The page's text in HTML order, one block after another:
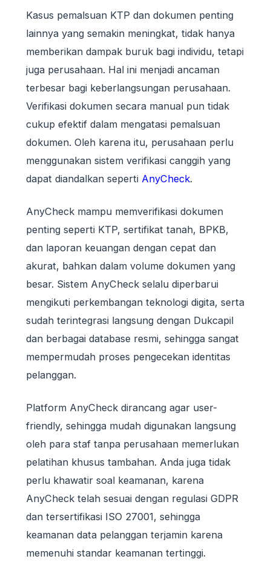
Kasus pemalsuan KTP dan dokumen penting
lainnya yang semakin meningkat, tidak hanya
memberikan dampak buruk bagi individu, tetapi
juga perusahaan. Hal ini menjadi ancaman
terbesar bagi keberlangsungan perusahaan.
Verifikasi dokumen secara manual pun tidak
cukup efektif dalam mengatasi pemalsuan
dokumen. Oleh karena itu, perusahaan perlu
menggunakan sistem verifikasi canggih yang
dapat diandalkan seperti AnyCheck.
AnyCheck mampu memverifikasi dokumen
penting seperti KTP, sertifikat tanah, BPKB,
dan laporan keuangan dengan cepat dan
akurat, bahkan dalam volume dokumen yang
besar. Sistem AnyCheck selalu diperbarui
mengikuti perkembangan teknologi digita, serta
sudah terintegrasi langsung dengan Dukcapil
dan berbagai database resmi, sehingga sangat
mempermudah proses pengecekan identitas
pelanggan.
Platform AnyCheck dirancang agar user-
friendly, sehingga mudah digunakan langsung
oleh para staf tanpa perusahaan memerlukan
pelatihan khusus tambahan. Anda juga tidak
perlu khawatir soal keamanan, karena
AnyCheck telah sesuai dengan regulasi GDPR
dan tersertifikasi ISO 27001, sehingga
keamanan data pelanggan terjamin karena
memenuhi standar keamanan tertinggi.